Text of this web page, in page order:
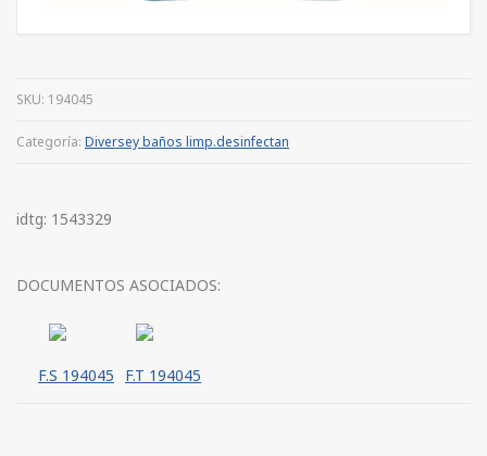
SKU: 194045
Categoría: Diversey baños limp.desinfectan
idtg: 1543329
DOCUMENTOS ASOCIADOS:
F.S 194045 F.T 194045